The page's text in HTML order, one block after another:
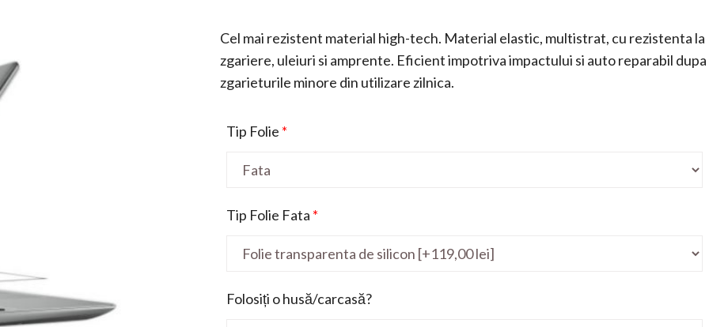
Cel mai rezistent material high-tech. Material elastic, multistrat, cu rezistenta la
zgariere, uleiuri si amprente. Eficient impotriva impactului si auto reparabil dupa
zgarieturile minore din utilizare zilnica.
Tip Folie *
Tip Folie Fata *
Folosiți o husă/carcasă?